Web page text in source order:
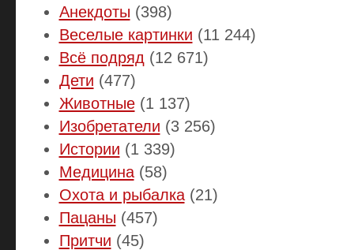
Анекдоты (398)
Веселые картинки (11 244)
Всё подряд (12 671)
Дети (477)
Животные(1 137)
Изобретатели (3 256)
Истории (1 339)
Медицина(58)
Охота и рыбалка(21)
Пацаны (457)
Притчи (45)